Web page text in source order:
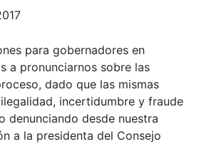
para gobernadores en
a pronunciarnos sobre las
dado que las mismas
incertidumbre y fraude
denunciando desde nuestra
a la presidenta del Consejo